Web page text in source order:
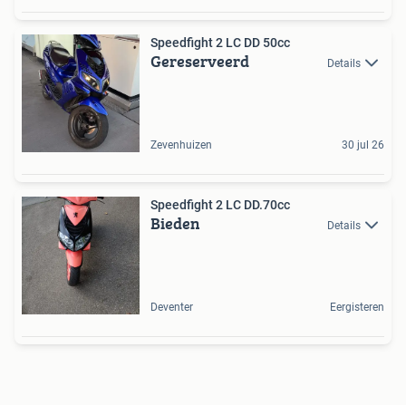
Speedfight 2 LC DD 50cc
Gereserveerd Details
Zevenhuizen 30 jul 26
Speedfight 2 LC DD.70cc
Bieden Details
Deventer Eergisteren